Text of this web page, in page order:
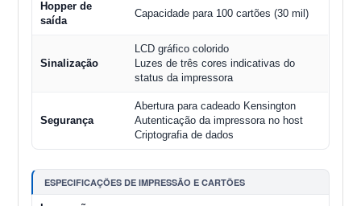
Hopper de
saída
Capacidade para 100 cartões (30 mil)
Sinalização
LCD gráfico colorido
Luzes de três cores indicativas do
status da impressora
Segurança
Abertura para cadeado Kensington
Autenticação da impressora no host
Criptografia de dados
ESPECIFICAÇÕES DE IMPRESSÃO E CARTÕES